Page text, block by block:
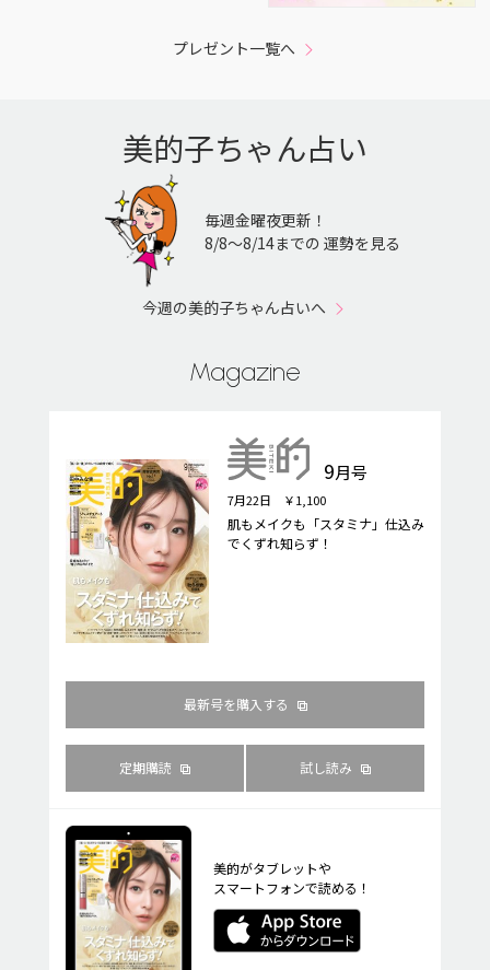
プレゼント一覧へ
美的子ちゃん占い
毎週金曜夜更新！
8/8〜8/14までの 運勢を見る
今週の美的子ちゃん占いへ
Magazine
9月号
7月22日 ￥1,100
肌もメイクも「スタミナ」仕込み
でくずれ知らず！
最新号を購入する
定期購読 試し読み
美的がタブレットや
スマートフォンで読める！